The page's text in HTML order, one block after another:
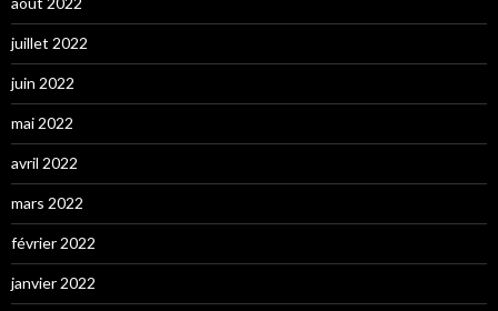
juillet 2022
juin 2022
mai 2022
avril 2022
mars 2022
février 2022
janvier 2022